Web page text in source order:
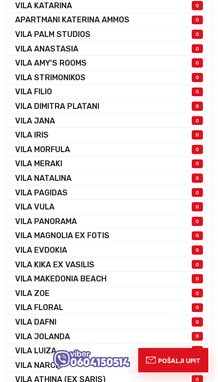
VILA KATARINA 0
APARTMANI KATERINA AMMOS 0
VILA PALM STUDIOS 0
VILA ANASTASIA 0
VILA AMY'S ROOMS 0
VILA STRIMONIKOS 0
VILA FILIO 0
VILA DIMITRA PLATANI 0
VILA JANA 0
VILA IRIS 0
VILA MORFULA 0
VILA MERAKI 0
VILA NATALINA 0
VILA PAGIDAS 0
VILA VULA 0
VILA PANORAMA 0
VILA MAGNOLIA EX FOTIS 0
VILA EVDOKIA 0
VILA KIKA EX VASILIS 0
VILA MAKEDONIA BEACH 0
VILA ZOE 0
VILA FLORAL 0
VILA DAFNI 0
VILA JOLANDA 0
VILA LUIZA
VILA NARCIS
VILA ATHINA (EX SARIS) 0